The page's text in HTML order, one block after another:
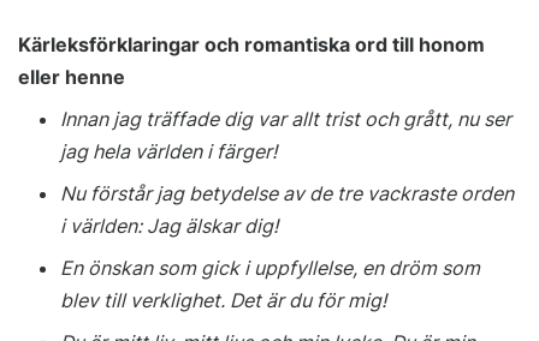
Kärleksförklaringar och romantiska ord till honom
eller henne
Innan jag träffade dig var allt trist och grått, nu ser
jag hela världen i färger!
Nu förstår jag betydelse av de tre vackraste orden
i världen: Jag älskar dig!
En önskan som gick i uppfyllelse, en dröm som
blev till verklighet. Det är du för mig!